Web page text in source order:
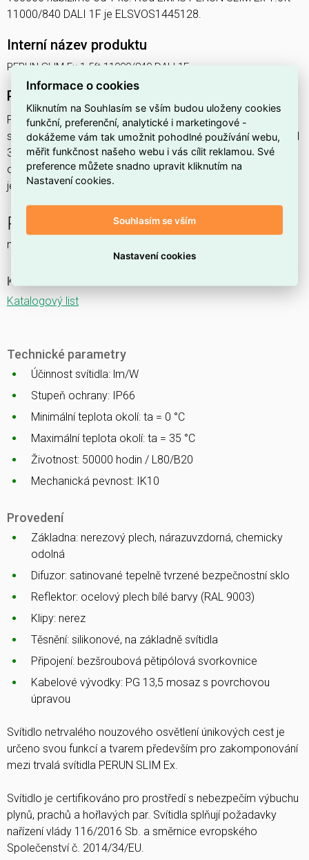
11000/840 DALI 1F je ELSVOS1445128.
Interní název produktu
PERUN SLIM Ex 1.5ft 11000/840 DALI 1F
Podrobný popis produktu
PERUN SLIM Ex 1.5ft 11000/840 DALI 1F 71,1W IP65
svítidlo průmyslové do prostředí s nebezpečím výbuchu Ex II
3GD, 1x11000lm, spektrum 840RJ, s regulací stmívání
ovládané DALI protokolem, s nerez. klipy,
jednofáz.průběž.montáž,
PERUN SLIM Ex NM
nouzové a orientační
Ke stažení
Katalogový list
Technické parametry
Účinnost svítidla: lm/W
Stupeň ochrany: IP66
Minimální teplota okolí: ta = 0 °C
Maximální teplota okolí: ta = 35 °C
Životnost: 50000 hodin / L80/B20
Mechanická pevnost: IK10
Provedení
Základna: nerezový plech, nárazuvzdorná, chemicky
odolná
Difuzor: satinované tepelně tvrzené bezpečnostní sklo
Reflektor: ocelový plech bílé barvy (RAL 9003)
Klipy: nerez
Těsnění: silikonové, na základně svítidla
Připojení: bezšroubová pětipólová svorkovnice
Kabelové vývodky: PG 13,5 mosaz s povrchovou
úpravou
Svítidlo netrvalého nouzového osvětlení únikových cest je
určeno svou funkcí a tvarem především pro zakomponování
mezi trvalá svítidla PERUN SLIM Ex.
Svítidlo je certifikováno pro prostředí s nebezpečím výbuchu
plynů, prachů a hořlavých par. Svítidla splňují požadavky
nařízení vlády 116/2016 Sb. a směrnice evropského
Společenství č. 2014/34/EU.
Informace o cookies
Kliknutím na Souhlasím se vším budou uloženy cookies
funkční, preferenční, analytické i marketingové -
dokážeme vám tak umožnit pohodlné používání webu,
měřit funkčnost našeho webu i vás cílit reklamou. Své
preference můžete snadno upravit kliknutím na
Nastavení cookies.
Souhlasím se vším
Nastavení cookies